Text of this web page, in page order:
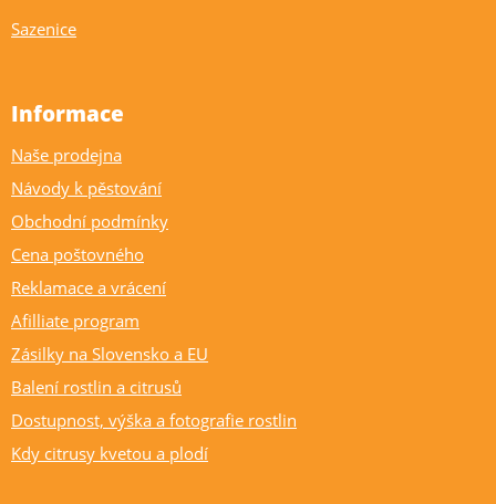
Sazenice
Informace
Naše prodejna
Návody k pěstování
Obchodní podmínky
Cena poštovného
Reklamace a vrácení
Afilliate program
Zásilky na Slovensko a EU
Balení rostlin a citrusů
Dostupnost, výška a fotografie rostlin
Kdy citrusy kvetou a plodí